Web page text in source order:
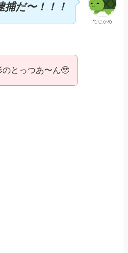
でじかめ
捕だ〜！！！
のとっつあ〜ん🥹